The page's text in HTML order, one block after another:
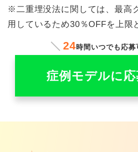
※二重埋没法に関しては、最高
用しているため30％OFFを上限
24時間いつでも応募
症例モデルに応